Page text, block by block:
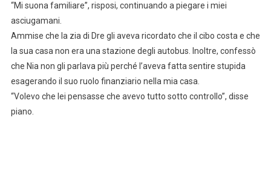
“Mi suona familiare”, risposi, continuando a piegare i miei
asciugamani.
Ammise che la zia di Dre gli aveva ricordato che il cibo costa e che
la sua casa non era una stazione degli autobus. Inoltre, confessò
che Nia non gli parlava più perché l’aveva fatta sentire stupida
esagerando il suo ruolo finanziario nella mia casa.
“Volevo che lei pensasse che avevo tutto sotto controllo”, disse
piano.